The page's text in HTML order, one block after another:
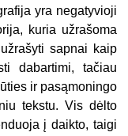
yra negatyvioji
kuria užrašoma
sapnai kaip
dabartimi, tačiau
ir pasąmoningo
tekstu. Vis dėlto
į daikto, taigi